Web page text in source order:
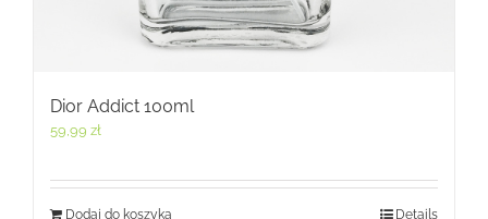
Dior Addict 100ml
59,99 zł
Dodaj do koszyka Details